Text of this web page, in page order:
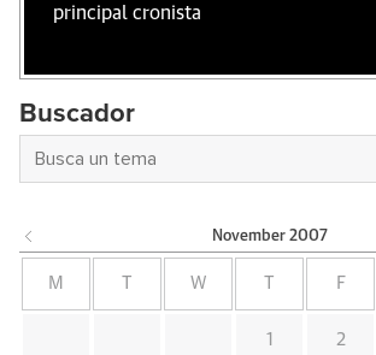
principal cronista
Buscador
November 2007
M W F
1 2